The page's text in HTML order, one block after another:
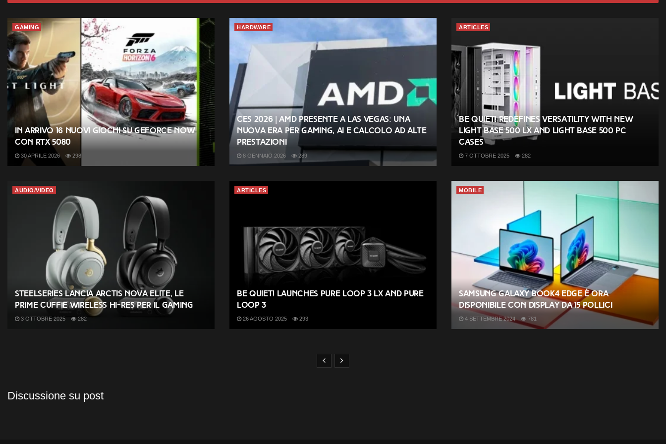
GAMING
In arrivo 16 nuovi giochi su GeForce NOW
con RTX 5080
30 APRILE 2026 298
HARDWARE
CES 2026 | AMD presente a Las Vegas: una
nuova era per gaming, AI e calcolo ad alte
prestazioni
8 GENNAIO 2026 289
ARTICLES
be quiet! redefines versatility with new
Light Base 500 LX and Light Base 500 PC
cases
7 OTTOBRE 2025 282
AUDIO/VIDEO
SteelSeries lancia Arctis Nova Elite, le
prime cuffie wireless Hi-Res per il gaming
3 OTTOBRE 2025 282
ARTICLES
be quiet! launches Pure Loop 3 LX and Pure
Loop 3
26 AGOSTO 2025 293
MOBILE
Samsung Galaxy Book4 Edge è ora
disponibile con display da 15 pollici
4 SETTEMBRE 2024 781
Discussione su post